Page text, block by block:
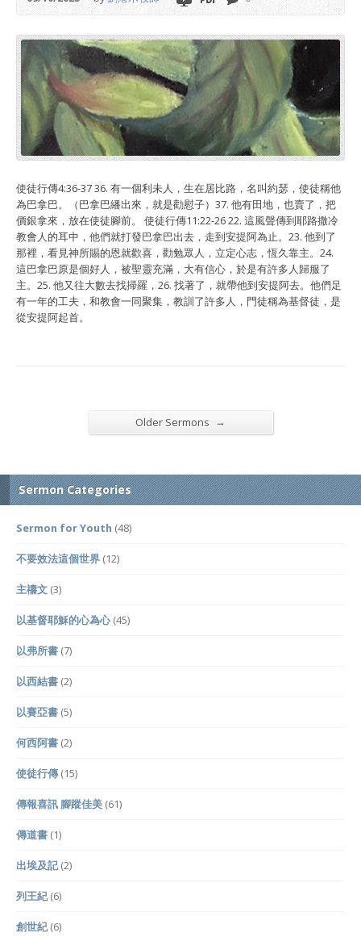
使徒行傳4:36-37 36. 有一個利未人，生在居比路，名叫約瑟，使徒稱他
為巴拿巴。（巴拿巴繙出來，就是勸慰子）37. 他有田地，也賣了，把
價銀拿來，放在使徒腳前。 使徒行傳11:22-26 22. 這風聲傳到耶路撒冷
教會人的耳中，他們就打發巴拿巴出去，走到安提阿為止。23. 他到了
那裡，看見神所賜的恩就歡喜，勸勉眾人，立定心志，恆久靠主。24.
這巴拿巴原是個好人，被聖靈充滿，大有信心，於是有許多人歸服了
主。25. 他又往大數去找掃羅，26. 找著了，就帶他到安提阿去。他們足
有一年的工夫，和教會一同聚集，教訓了許多人，門徒稱為基督徒，是
從安提阿起首。
Older Sermons →
Sermon Categories
Sermon for Youth (48)
不要效法這個世界 (12)
主禱文 (3)
以基督耶穌的心為心(45)
以弗所書 (7)
以西結書 (2)
以賽亞書 (5)
何西阿書 (2)
使徒行傳 (15)
傳報喜訊 腳蹤佳美 (61)
傳道書 (1)
出埃及記(2)
列王紀(6)
創世紀(6)